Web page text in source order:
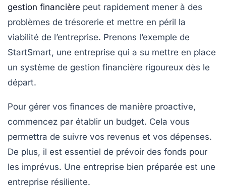
gestion financière peut rapidement mener à des
problèmes de trésorerie et mettre en péril la
viabilité de l’entreprise. Prenons l’exemple de
StartSmart, une entreprise qui a su mettre en place
un système de gestion financière rigoureux dès le
départ.
Pour gérer vos finances de manière proactive,
commencez par établir un budget. Cela vous
permettra de suivre vos revenus et vos dépenses.
De plus, il est essentiel de prévoir des fonds pour
les imprévus. Une entreprise bien préparée est une
entreprise résiliente.